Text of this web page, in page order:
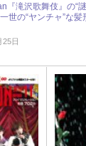
『滝沢歌舞伎』の“
世の“ヤンチャ”な
25日